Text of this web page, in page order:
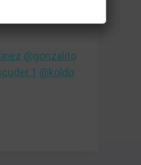
@gonzalito
@koldo